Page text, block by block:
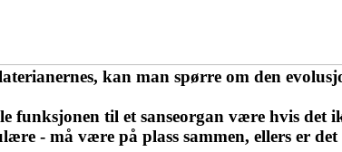
kan man spørre om den
funksjonen til et sanseorgan være hvis det
- må være på plass sammen, ellers er